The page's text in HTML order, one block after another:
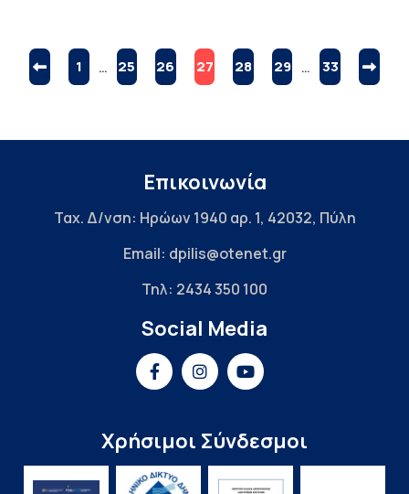
1 … 25 26 27 28 29 … 33
Επικοινωνία
Ταχ. Δ/νση: Ηρώων 1940 αρ. 1, 42032, Πύλη
Email: dpilis@otenet.gr
Τηλ: 2434 350 100
Social Media
Χρήσιμοι Σύνδεσμοι